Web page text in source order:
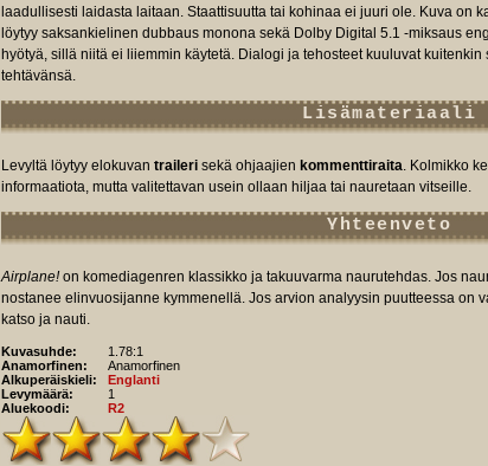
laadullisesti laidasta laitaan. Staattisuutta tai kohinaa ei juuri ole. Kuva on
löytyy saksankielinen dubbaus monona sekä Dolby Digital 5.1 -miksaus
hyötyä, sillä niitä ei liiemmin käytetä. Dialogi ja tehosteet kuuluvat
tehtävänsä.
Lisämateriaali
Levyltä löytyy elokuvan traileri sekä ohjaajien kommenttiraita. Kolmikko
informaatiota, mutta valitettavan usein ollaan hiljaa tai nauretaan vitseille.
Yhteenveto
Airplane!on komediagenren klassikko ja takuuvarma naurutehdas. Jos
nostanee elinvuosijanne kymmenellä. Jos arvion analyysin puutteessa on
katso ja nauti.
Kuvasuhde:
1.78:1
Anamorfinen:
Anamorfinen
Alkuperäiskieli:
Englanti
Levymäärä:
1
Aluekoodi:
R2